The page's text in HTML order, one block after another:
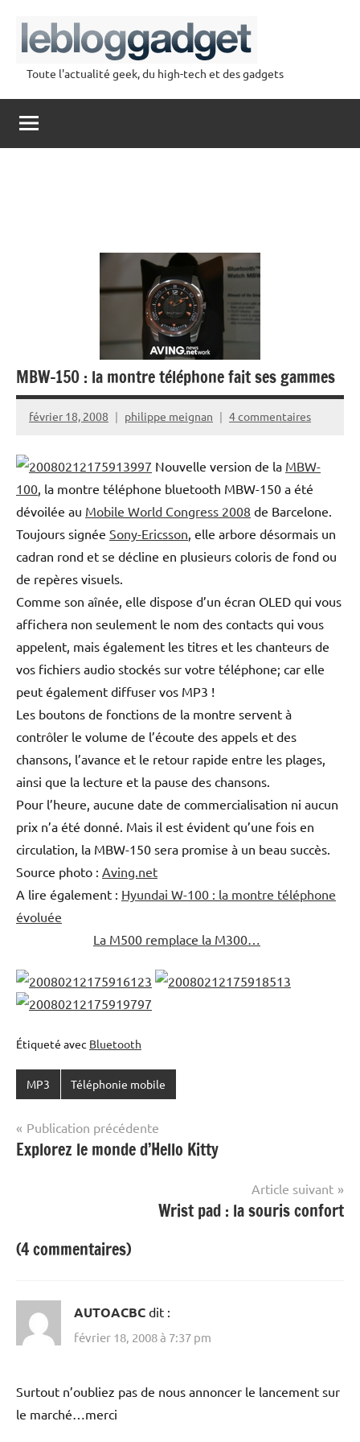
contenu
lebloggadget
Toute l'actualité geek, du high-tech et des gadgets
MBW-150 : la montre téléphone fait ses gammes
février 18, 2008 philippe meignan 4 commentaires
Nouvelle version de la MBW-
100 , la montre téléphone bluetooth MBW-150 a été
dévoilée au Mobile World Congress 2008 de Barcelone.
Toujours signée Sony-Ericsson , elle arbore désormais un
cadran rond et se décline en plusieurs coloris de fond ou
de repères visuels.
Comme son aînée, elle dispose d’un écran OLED qui vous
affichera non seulement le nom des contacts qui vous
appelent, mais également les titres et les chanteurs de
vos fichiers audio stockés sur votre téléphone; car elle
peut également diffuser vos MP3 !
Les boutons de fonctions de la montre servent à
contrôler le volume de l’écoute des appels et des
chansons, l’avance et le retour rapide entre les plages,
ainsi que la lecture et la pause des chansons.
Pour l’heure, aucune date de commercialisation ni aucun
prix n’a été donné. Mais il est évident qu’une fois en
circulation, la MBW-150 sera promise à un beau succès.
Source photo : Aving.net
A lire également : Hyundai W-100 : la montre téléphone
évoluée
La M500 remplace la M300…
Étiqueté avec Bluetooth
MP3 Téléphonie mobile
Navigation
de
Publication précédente
Explorez le monde d’Hello Kitty
Article suivant
Wrist pad : la souris confort
(4 commentaires)
AUTOACBC dit :
février 18, 2008 à 7:37 pm
Surtout n’oubliez pas de nous annoncer le lancement sur
le marché…merci